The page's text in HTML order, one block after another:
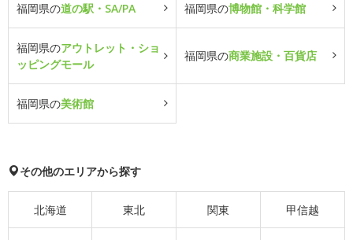
福岡県の道の駅・SA/PA 福岡県の博物館・科学館
福岡県のアウトレット・ショ
ッピングモール
福岡県の商業施設・百貨店
福岡県の美術館
その他のエリアから探す
北海道 東北 関東 甲信越